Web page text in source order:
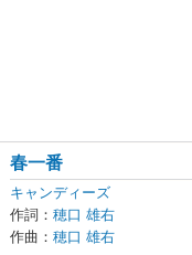
春一番
キャンディーズ
作詞： 穂口 雄右
作曲： 穂口 雄右